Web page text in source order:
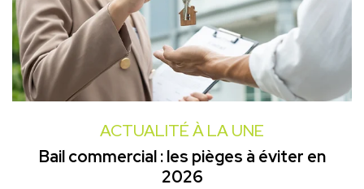
ACTUALITÉ À LA UNE
Bail commercial : les pièges à éviter en
2026